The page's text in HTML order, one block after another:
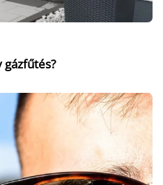
gázfűtés?